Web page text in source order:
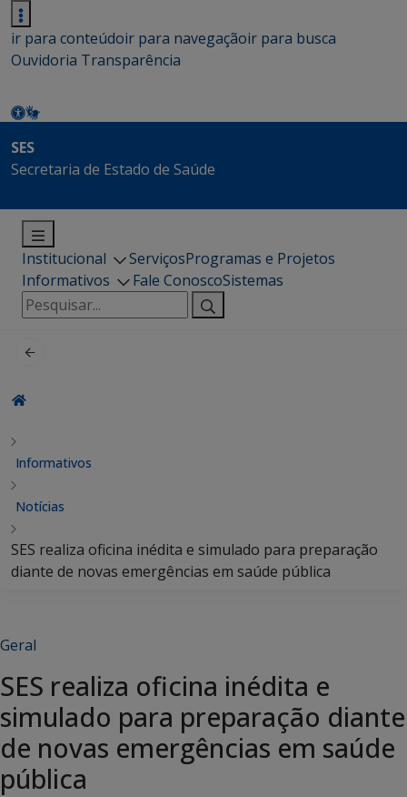
ir para conteúdoir para navegaçãoir para busca
Ouvidoria Transparência
SES
Secretaria de Estado de Saúde
Institucional ServiçosProgramas e Projetos
Informativos
Fale ConoscoSistemas
Pesquisar
por:
Informativos
Notícias
SES realiza oficina inédita e simulado para preparação
diante de novas emergências em saúde pública
Geral
SES realiza oficina inédita e
simulado para preparação diante
de novas emergências em saúde
pública